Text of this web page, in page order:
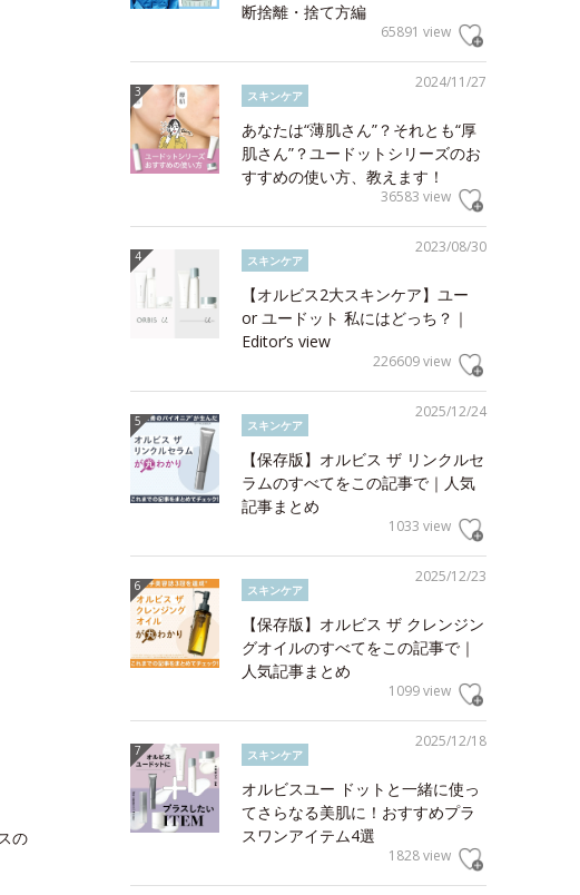
の
断捨離・捨て方編
65891 view
2024/11/27
スキンケア
あなたは“薄肌さん”？それとも“厚
肌さん”？ユードットシリーズのお
すすめの使い方、教えます！
36583 view
2023/08/30
スキンケア
【オルビス2大スキンケア】ユー
or ユードット 私にはどっち？｜
Editor’s view
226609 view
2025/12/24
スキンケア
【保存版】オルビス ザ リンクルセ
ラムのすべてをこの記事で｜人気
記事まとめ
1033 view
2025/12/23
スキンケア
【保存版】オルビス ザ クレンジン
グオイルのすべてをこの記事で｜
人気記事まとめ
1099 view
2025/12/18
スキンケア
オルビスユー ドットと一緒に使っ
てさらなる美肌に！おすすめプラ
スワンアイテム4選
1828 view